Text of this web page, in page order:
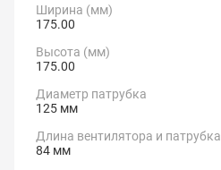
Ширина (мм)
175.00
Высота (мм)
175.00
Диаметр патрубка
125 мм
Длина вентилятора и патрубка
84 мм